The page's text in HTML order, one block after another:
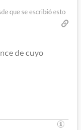
que se escribió esto
de cuyo